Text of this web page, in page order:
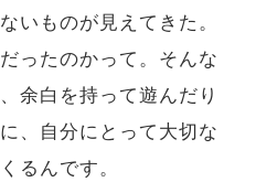
いものが見えてきた。
ったのかって。そんな
余白を持って遊んだり
、自分にとって大切な
るんです。